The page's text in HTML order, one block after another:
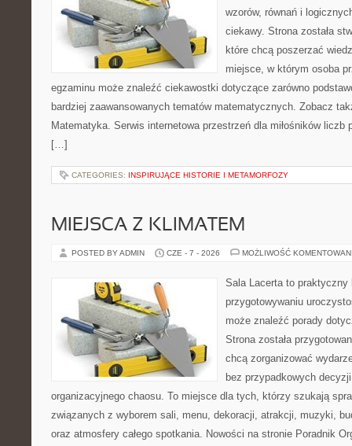
wzorów, równań i
ciekawy. Strona została
które chcą poszerzać
miejsce, w którym osoba
egzaminu może znaleźć ciekawostki dotyczące zarówno
bardziej zaawansowanych tematów matematycznych. Zobacz
Matematyka. Serwis internetowa przestrzeń dla miłośników liczb
[…]
CATEGORIES: INSPIRUJĄCE HISTORIE I METAMORFOZY
MIEJSCA Z KLIMATEM
POSTED BY ADMIN CZE - 7 - 2026 MOŻLIWOŚĆ
Sala Lacerta to praktyczny
przygotowywaniu
może znaleźć porady
Strona została
chcą zorganizować
bez przypadkowych
organizacyjnego chaosu. To miejsce dla tych, którzy szukają
związanych z wyborem sali, menu, dekoracji, atrakcji, muzyki,
oraz atmosfery całego spotkania. Nowości na stronie Poradnik